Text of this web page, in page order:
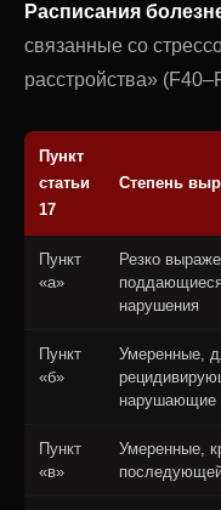
Расписания
связанные со
расстройства»
Пункт
статьи
17
Степень
Пункт
«а»
Резко
нарушения
Пункт
«б»
Умеренные,
нарушающие
Пункт
«в»
Умеренные,